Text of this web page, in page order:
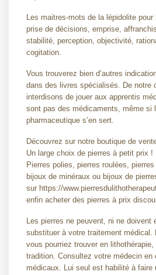
Les maitres-mots de la lépidolite
prise de décisions, emprise,
stabilité, perception, objectivité,
cogitation.
Vous trouverez bien d’autres
dans des livres spécialisés. De notre
interdisons de jouer aux apprentis
sont pas des médicaments, même si
pharmaceutique s’en sert.
Découvrez sur notre boutique de
Un large choix de pierres à petit prix !
Pierres polies, pierres roulées,
bijoux de minéraux ou bijoux de
sur https://
enfin acheter des pierres à prix
Les pierres ne peuvent, ni ne doivent
substituer à votre traitement médical.
vous pourriez trouver en
tradition. Consultez votre médecin en
médicaux. Lui seul est habilité à faire